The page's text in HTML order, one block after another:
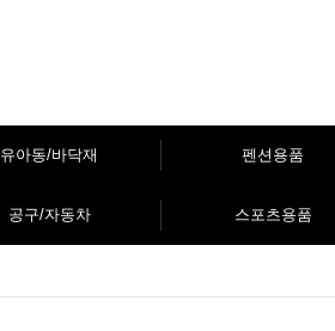
유아동/바닥재 펜션용품
공구/자동차 스포츠용품